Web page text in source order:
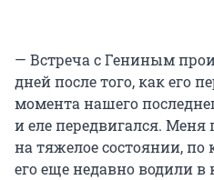
— Встреча с Гениным
дней после того, как его
момента нашего
и еле передвигался. Меня
на тяжелое состоянии, по
его еще недавно водили в